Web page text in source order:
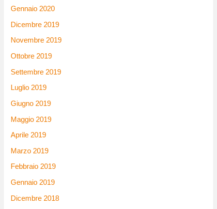
Gennaio 2020
Dicembre 2019
Novembre 2019
Ottobre 2019
Settembre 2019
Luglio 2019
Giugno 2019
Maggio 2019
Aprile 2019
Marzo 2019
Febbraio 2019
Gennaio 2019
Dicembre 2018